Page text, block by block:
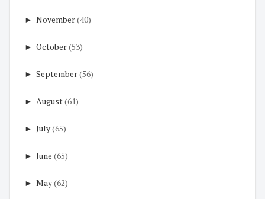
► November(40)
► October(53)
► September(56)
► August(61)
► July(65)
► June (65)
► May(62)